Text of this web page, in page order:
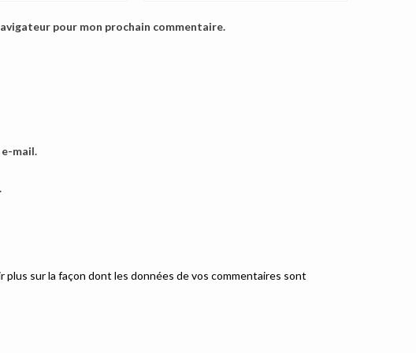
pour mon prochain commentaire.
mail.
plus sur la façon dont les données de vos commentaires sont